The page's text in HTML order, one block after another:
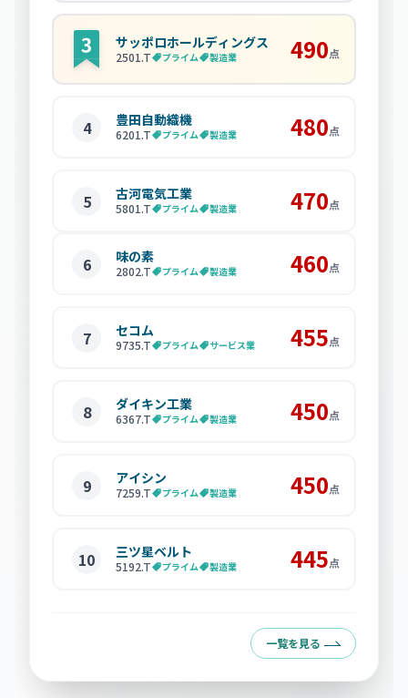
サッポロホールディングス
2501.T プライム 製造業 490点
4 豊田自動織機
6201.T プライム 製造業 480点
5 古河電気工業
5801.T プライム 製造業 470点
6 味の素
2802.T プライム 製造業 460点
7 セコム
9735.T プライム サービス業 455点
8 ダイキン工業
6367.T プライム 製造業 450点
9 アイシン
7259.T プライム 製造業 450点
10 三ツ星ベルト
5192.T プライム 製造業 445点
一覧を見る